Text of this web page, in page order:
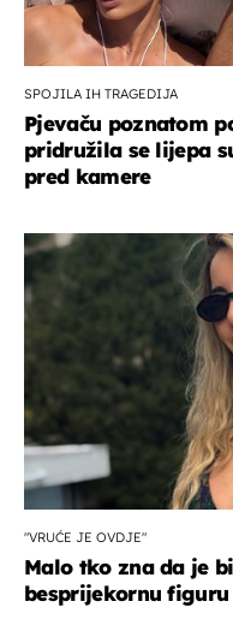
SPOJILA IH TRAGEDIJA
Pjevaču poznatom
pridružila se lijepa
pred kamere
"VRUĆE JE OVDJE"
Malo tko zna da je
besprijekornu